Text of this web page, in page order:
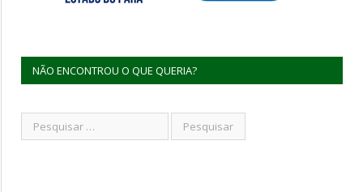
NÃO ENCONTROU O QUE QUERIA?